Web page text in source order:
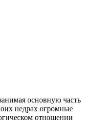
основную часть
недрах огромные
отношении